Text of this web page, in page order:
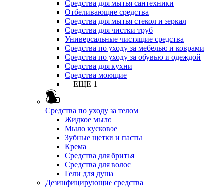
Средства для мытья сантехники
Отбеливающие средства
Средства для мытья стекол и зеркал
Средства для чистки труб
Универсальные чистящие средства
Средства по уходу за мебелью и коврами
Средства по уходу за обувью и одеждой
Средства для кухни
Средства моющие
+ ЕЩЕ 1
Средства по уходу за телом
Жидкое мыло
Мыло кусковое
Зубные щетки и пасты
Крема
Средства для бритья
Средства для волос
Гели для душа
Дезинфицирующие средства